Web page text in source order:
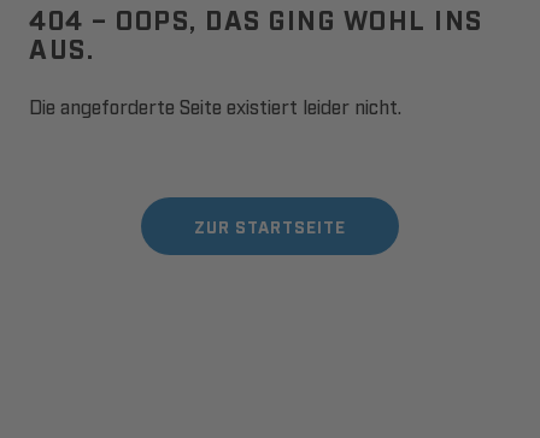
404 – OOPS, DAS GING WOHL INS
AUS.
Die angeforderte Seite existiert leider nicht.
ZUR STARTSEITE